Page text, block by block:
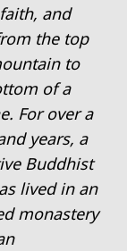
and
the top
to
of a
For over a
years, a
Buddhist
lived in an
monastery